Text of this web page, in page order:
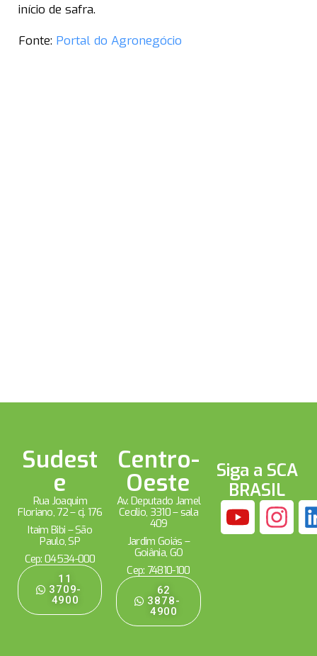
início de safra.
Fonte: Portal do Agronegócio
Sudest
e
Rua Joaquim
Floriano, 72 – cj. 176
Itaim Bibi – São
Paulo, SP
Cep: 04534-000
11
3709-
4900
Centro-
Oeste
Av. Deputado Jamel
Cecílio, 3310 – sala
409
Jardim Goiás –
Goiânia, GO
Cep: 74810-100
62
3878-
4900
Siga a SCA
BRASIL